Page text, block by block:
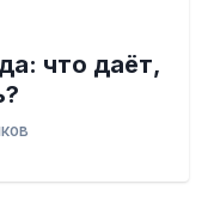
что даёт,